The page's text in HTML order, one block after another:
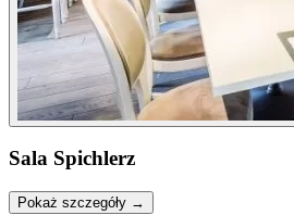
Sala Spichlerz
Pokaż szczegóły →